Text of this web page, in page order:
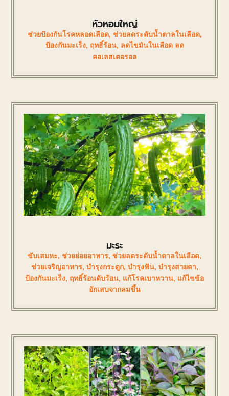
หัวหอมใหญ่
ช่วยป้องกันโรคหลอดเลือด, ช่วยลดระดับน้ำตาลในเลือด,
ป้องกันมะเร็ง, ฤทธิ์ร้อน, ลดไขมันในเลือด ลด
คอเลสเตอรอล
มะระ
ขับเสมหะ, ช่วยย่อยอาหาร, ช่วยลดระดับน้ำตาลในเลือด,
ช่วยเจริญอาหาร, บำรุงกระดูก, บำรุงฟัน, บำรุงสายตา,
ป้องกันมะเร็ง, ฤทธิ์ร้อนดับร้อน, แก้โรคเบาหวาน, แก้ไขข้อ
อักเสบจากลมขึ้น